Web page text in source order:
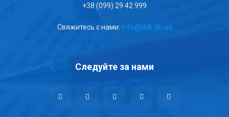
+38 (099) 29 42 999
Свяжитесь с нами: info@ddk.dn.ua
Следуйте за нами